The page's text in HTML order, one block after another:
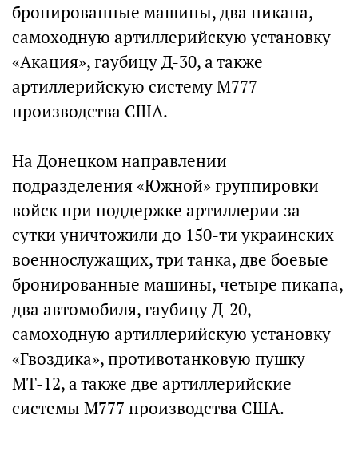
бронированные машины, два пикапа,
самоходную артиллерийскую установку
«Акация», гаубицу Д-30, а также
артиллерийскую систему М777
производства США.
На Донецком направлении
подразделения «Южной» группировки
войск при поддержке артиллерии за
сутки уничтожили до 150-ти украинских
военнослужащих, три танка, две боевые
бронированные машины, четыре пикапа,
два автомобиля, гаубицу Д-20,
самоходную артиллерийскую установку
«Гвоздика», противотанковую пушку
МТ-12, а также две артиллерийские
системы М777 производства США.